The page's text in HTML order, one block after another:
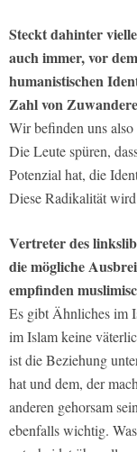
Steckt dahinter
auch immer, vor
humanistischen
Zahl von
Wir befinden uns
Die Leute spüren,
Potenzial hat, die
Diese Radikalität
Vertreter des
die mögliche
empfinden
Es gibt Ähnliches im
im Islam keine
ist die Beziehung
hat und dem, der
anderen gehorsam
ebenfalls wichtig.